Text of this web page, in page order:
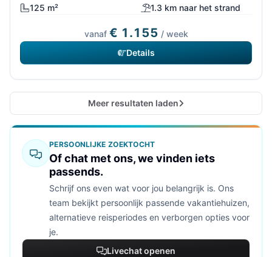
125 m²
1.3 km naar het strand
vanaf € 1.155 / week
Details
Meer resultaten laden
PERSOONLIJKE ZOEKTOCHT
Of chat met ons, we vinden iets
passends.
Schrijf ons even wat voor jou belangrijk is. Ons
team bekijkt persoonlijk passende vakantiehuizen,
alternatieve reisperiodes en verborgen opties voor
je.
Livechat openen